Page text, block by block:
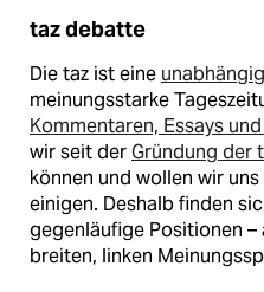
taz debatte
Die taz ist eine
meinungsstarke
Kommentaren, Essays
wir seit derGründung der
können und wollen wir
einigen. Deshalb finden
gegenläufige Positionen –
breiten, linken